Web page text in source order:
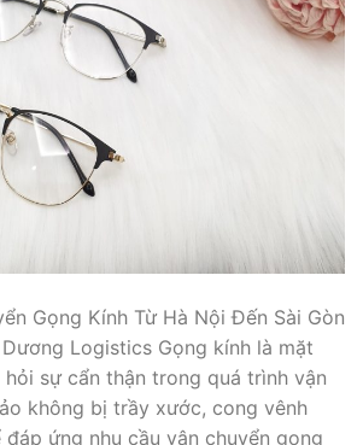
Gọng Kính Từ Hà Nội Đến Sài Gòn
Logistics Gọng kính là mặt
sự cẩn thận trong quá trình vận
không bị trầy xước, cong vênh
ứng nhu cầu vận chuyển gọng